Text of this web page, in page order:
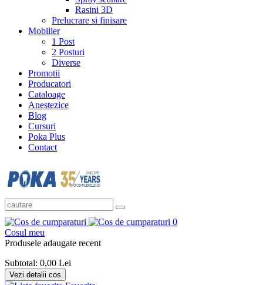
Rasini 3D
Prelucrare si finisare
Mobilier
1 Post
2 Posturi
Diverse
Promotii
Producatori
Cataloage
Anestezice
Blog
Cursuri
Poka Plus
Contact
0
Cosul meu
Produsele adaugate recent
Subtotal: 0,00 Lei
Vezi detalii cos